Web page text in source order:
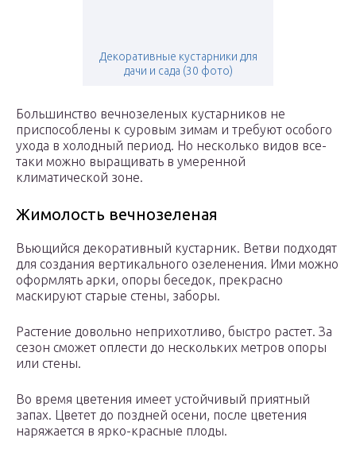
Декоративные кустарники для
дачи и сада (30 фото)
Большинство вечнозеленых кустарников не
приспособлены к суровым зимам и требуют особого
ухода в холодный период. Но несколько видов все-
таки можно выращивать в умеренной
климатической зоне.
Жимолость вечнозеленая
Вьющийся декоративный кустарник. Ветви подходят
для создания вертикального озеленения. Ими можно
оформлять арки, опоры беседок, прекрасно
маскируют старые стены, заборы.
Растение довольно неприхотливо, быстро растет. За
сезон сможет оплести до нескольких метров опоры
или стены.
Во время цветения имеет устойчивый приятный
запах. Цветет до поздней осени, после цветения
наряжается в ярко-красные плоды.